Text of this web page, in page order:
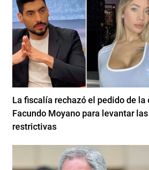
La fiscalía rechazó el pedido de la
Facundo Moyano para levantar
restrictivas